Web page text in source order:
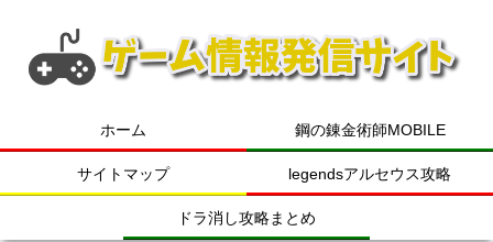
ホーム 鋼の錬金術師MOBILE
サイトマップ legendsアルセウス攻略
ドラ消し攻略まとめ